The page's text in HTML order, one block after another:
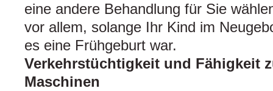
eine andere Behandlung für Sie
vor allem, solange Ihr Kind im
es eine Frühgeburt war.
Verkehrstüchtigkeit und Fähigkeit
Maschinen